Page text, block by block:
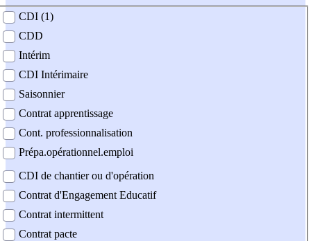
contrat
CDI (1)
CDD
Intérim
CDI Intérimaire
Saisonnier
Contrat apprentissage
Cont. professionnalisation
Prépa.opérationnel.emploi
CDI de chantier ou d'opération
Contrat d'Engagement Educatif
Contrat intermittent
Contrat pacte